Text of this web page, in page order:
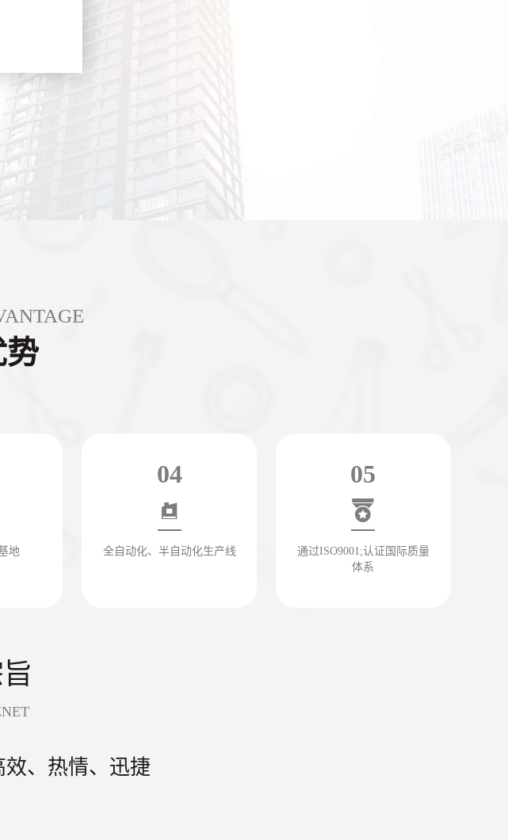
势
地
04
全自动化、半自动化生产线
05
通过ISO9001;认证国际质量
体系
、热情、迅捷